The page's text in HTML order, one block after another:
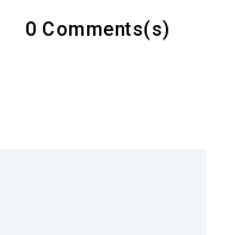
0 Comments(s)